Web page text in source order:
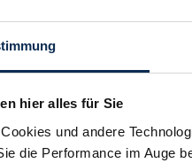
hier alles für Sie
und andere
die Performance im Auge